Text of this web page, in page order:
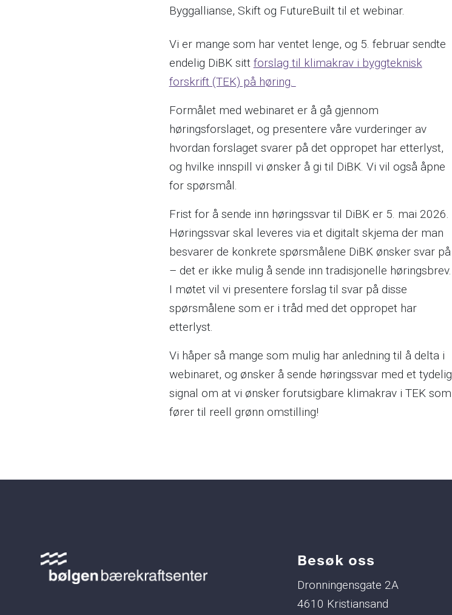
Byggallianse, Skift og FutureBuilt til et webinar.
Vi er mange som har ventet lenge, og 5. februar sendte
endelig DiBK sitt forslag til klimakrav i byggteknisk
forskrift (TEK) på høring.
Formålet med webinaret er å gå gjennom
høringsforslaget, og presentere våre vurderinger av
hvordan forslaget svarer på det oppropet har etterlyst,
og hvilke innspill vi ønsker å gi til DiBK. Vi vil også åpne
for spørsmål.
Frist for å sende inn høringssvar til DiBK er 5. mai 2026.
Høringssvar skal leveres via et digitalt skjema der man
besvarer de konkrete spørsmålene DiBK ønsker svar på
– det er ikke mulig å sende inn tradisjonelle høringsbrev.
I møtet vil vi presentere forslag til svar på disse
spørsmålene som er i tråd med det oppropet har
etterlyst.
Vi håper så mange som mulig har anledning til å delta i
webinaret, og ønsker å sende høringssvar med et tydelig
signal om at vi ønsker forutsigbare klimakrav i TEK som
fører til reell grønn omstilling!
Besøk oss
Dronningensgate 2A
4610 Kristiansand